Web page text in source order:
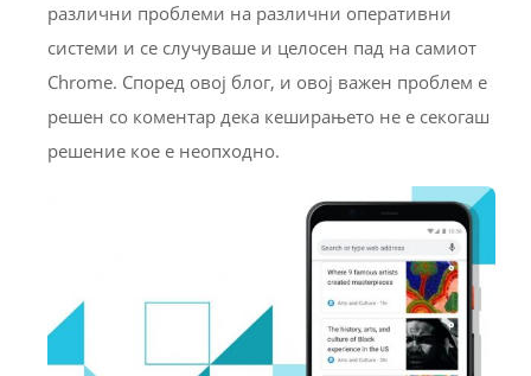
различни проблеми на различни оперативни
системи и се случуваше и целосен пад на самиот
Chrome. Според овој блог, и овој важен проблем е
решен со коментар дека кеширањето не е секогаш
решение кое е неопходно.